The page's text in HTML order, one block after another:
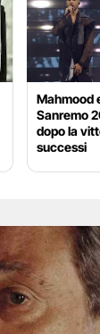
Mahmood
Sanremo
dopo la
successi